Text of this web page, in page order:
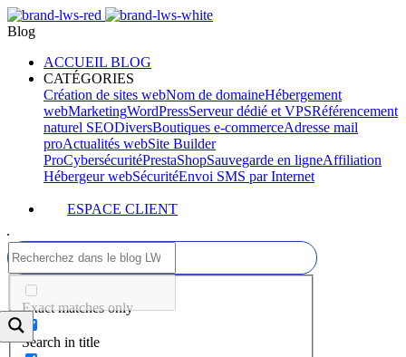
Blog
ACCUEIL BLOG
CATÉGORIES
Création de sites webNom de domaineHébergement
webMarketingWordPressServeur dédié et VPSRéférencement
naturel SEODiversBoutiques e-commerceAdresse mail
proActualités webSite Builder
ProCybersécuritéPrestaShopSauvegarde en ligneAffiliation
Hébergeur webSécuritéEnvoi SMS par Internet
ESPACE CLIENT
Exact matches only
Search in title